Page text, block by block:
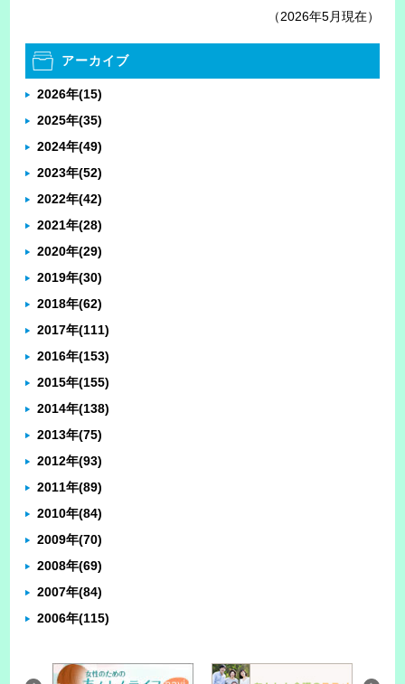
（2026年5月現在）
アーカイブ
2026年(15)
2025年(35)
2024年(49)
2023年(52)
2022年(42)
2021年(28)
2020年(29)
2019年(30)
2018年(62)
2017年(111)
2016年(153)
2015年(155)
2014年(138)
2013年(75)
2012年(93)
2011年(89)
2010年(84)
2009年(70)
2008年(69)
2007年(84)
2006年(115)